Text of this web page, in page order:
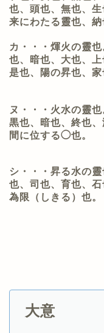
也、頭也、無也、
来にわたる靈也、納
カ・・・煇火の靈也
也、暗也、大也、
是也、陽の昇也、
ヌ・・・火水の靈也
黒也、暗也、終也
間に位する◯也。
シ・・・昇る水の靈
也、司也、育也、石
為限（しきる）也。
大意